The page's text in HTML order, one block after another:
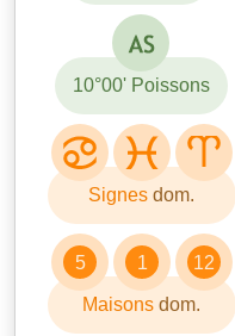
10°00' Poissons
Signes dom.
5 1 12
Maisons dom.